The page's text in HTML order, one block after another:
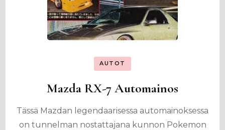
AUTOT
Mazda RX-7 Automainos
Tässä Mazdan legendaarisessa automainoksessa
on tunnelman nostattajana kunnon Pokemon